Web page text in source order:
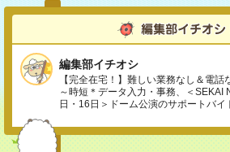
編集部イチオシ
【完全在宅！】難しい業務なし＆電
～時短＊データ入力・事務、＜SEKAI
日・16日＞ドーム公演のサポートバイ